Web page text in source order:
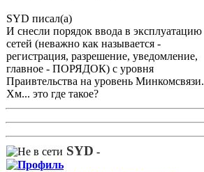
SYD писал(а)
И снесли порядок ввода в эксплуатацию
сетей (неважно как называется -
регистрация, разрешение, уведомление,
главное - ПОРЯДОК) с уровня
Праивтельства на уровень Минкомсвязи.
Хм... это где такое?
SYD -